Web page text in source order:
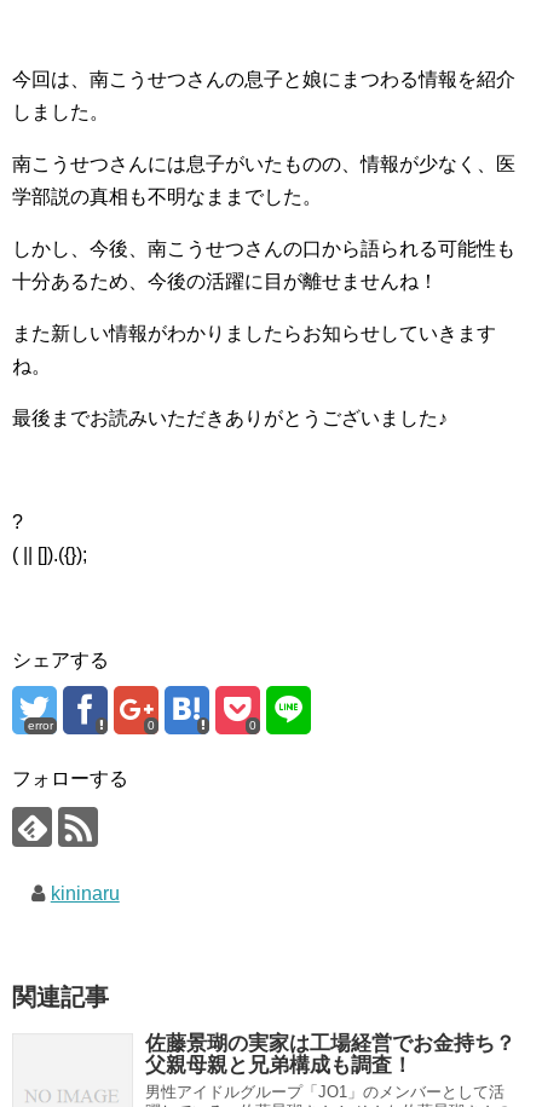
今回は、南こうせつさんの息子と娘にまつわる情報を紹介
しました。
南こうせつさんには息子がいたものの、情報が少なく、医
学部説の真相も不明なままでした。
しかし、今後、南こうせつさんの口から語られる可能性も
十分あるため、今後の活躍に目が離せませんね！
また新しい情報がわかりましたらお知らせしていきます
ね。
最後までお読みいただきありがとうございました♪
?
( || []).({});
シェアする
error 0 0
フォローする
kininaru
関連記事
佐藤景瑚の実家は工場経営でお金持ち？
父親母親と兄弟構成も調査！
男性アイドルグループ「JO1」のメンバーとして活